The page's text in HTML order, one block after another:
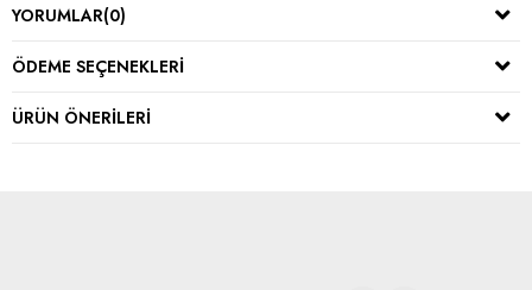
YORUMLAR(0)
ÖDEME SEÇENEKLERI
ÜRÜN ÖNERILERI